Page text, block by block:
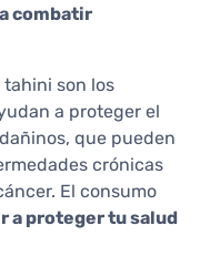
combatir
son los
a proteger el
que pueden
crónicas
El consumo
a proteger tu salud